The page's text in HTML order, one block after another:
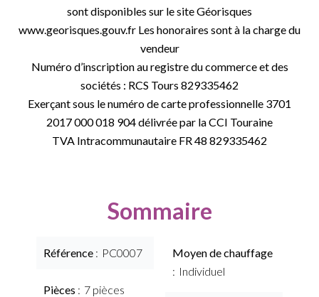
sont disponibles sur le site Géorisques
www.georisques.gouv.fr Les honoraires sont à la charge du
vendeur
Numéro d’inscription au registre du commerce et des
sociétés : RCS Tours 829335462
Exerçant sous le numéro de carte professionnelle 3701
2017 000 018 904 délivrée par la CCI Touraine
TVA Intracommunautaire FR 48 829335462
Sommaire
Référence PC0007
Pièces 7 pièces
Moyen de chauffage
Individuel